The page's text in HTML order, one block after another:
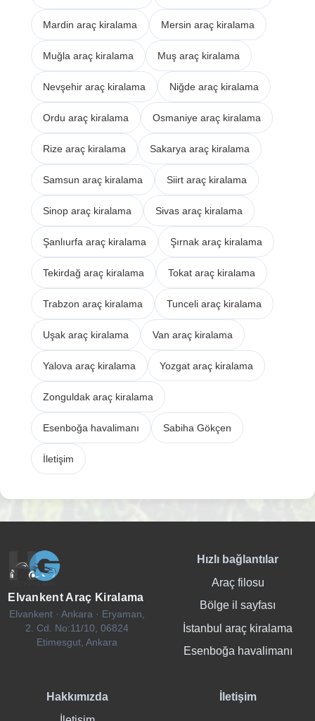
Mardin araç kiralama Mersin araç kiralama
Muğla araç kiralama Muş araç kiralama
Nevşehir araç kiralama Niğde araç kiralama
Ordu araç kiralama Osmaniye araç kiralama
Rize araç kiralama Sakarya araç kiralama
Samsun araç kiralama Siirt araç kiralama
Sinop araç kiralama Sivas araç kiralama
Şanlıurfa araç kiralama Şırnak araç kiralama
Tekirdağ araç kiralama Tokat araç kiralama
Trabzon araç kiralama Tunceli araç kiralama
Uşak araç kiralama Van araç kiralama
Yalova araç kiralama Yozgat araç kiralama
Zonguldak araç kiralama
Esenboğa havalimanı Sabiha Gökçen
İletişim
Elvankent Araç Kiralama
Elvankent · Ankara · Eryaman,
2. Cd. No:11/10, 06824
Etimesgut, Ankara
Hızlı bağlantılar
Araç filosu
Bölge il sayfası
İstanbul araç kiralama
Esenboğa havalimanı
Hakkımızda
İletişim